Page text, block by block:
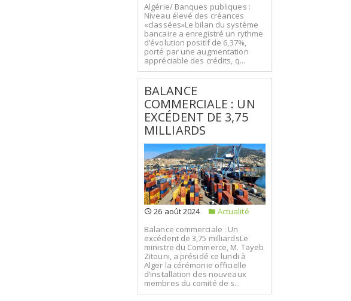
Algérie/ Banques publiques :
Niveau élevé des créances
«classées»Le bilan du système
bancaire a enregistré un rythme
d’évolution positif de 6,37%,
porté par une augmentation
appréciable des crédits, q...
BALANCE
COMMERCIALE : UN
EXCÉDENT DE 3,75
MILLIARDS
26 août 2024
Actualité
Balance commerciale : Un
excédent de 3,75 milliardsLe
ministre du Commerce, M. Tayeb
Zitouni, a présidé ce lundi à
Alger la cérémonie officielle
d’installation des nouveaux
membres du comité de s...